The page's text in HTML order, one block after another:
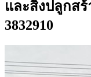
และสิ่งปลูกสร้
3832910